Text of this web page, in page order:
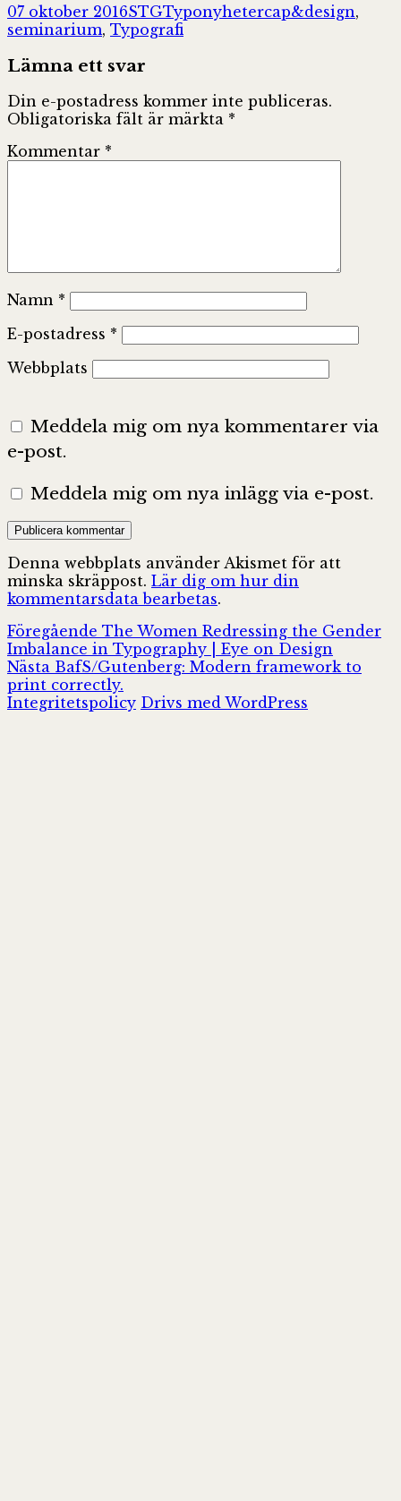
Postat
07 oktober 2016Författare
STGKategorier
TyponyheterTaggar
cap&design,
seminarium, Typografi
Lämna ett svar
Din e-postadress kommer inte publiceras.
Obligatoriska fält är märkta *
Kommentar *
Namn *
E-postadress *
Webbplats
Meddela mig om nya kommentarer via
e-post.
Meddela mig om nya inlägg via e-post.
Denna webbplats använder Akismet för att
minska skräppost. Lär dig om hur din
kommentarsdata bearbetas.
Inläggsnavigering
Föregående Föregående
inlägg:
The Women Redressing the Gender
Imbalance in Typography | Eye on Design
Nästa Nästa
inlägg:
BafS/Gutenberg: Modern framework to
print correctly.
Integritetspolicy Drivs med WordPress